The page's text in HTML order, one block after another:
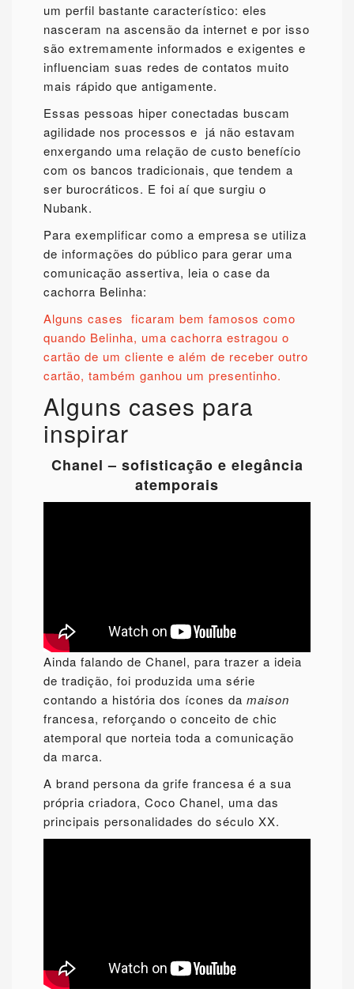
um perfil bastante característico: eles
nasceram na ascensão da internet e por isso
são extremamente informados e exigentes e
influenciam suas redes de contatos muito
mais rápido que antigamente.
Essas pessoas hiper conectadas buscam
agilidade nos processos e já não estavam
enxergando uma relação de custo benefício
com os bancos tradicionais, que tendem a
ser burocráticos. E foi aí que surgiu o
Nubank.
Para exemplificar como a empresa se utiliza
de informações do público para gerar uma
comunicação assertiva, leia o case da
cachorra Belinha:
Alguns cases ficaram bem famosos como
quando Belinha, uma cachorra estragou o
cartão de um cliente e além de receber outro
cartão, também ganhou um presentinho.
Alguns cases para
inspirar
Chanel – sofisticação e elegância
atemporais
Ainda falando de Chanel, para trazer a ideia
de tradição, foi produzida uma série
contando a história dos ícones da maison
francesa, reforçando o conceito de chic
atemporal que norteia toda a comunicação
da marca.
A brand persona da grife francesa é a sua
própria criadora, Coco Chanel, uma das
principais personalidades do século XX.